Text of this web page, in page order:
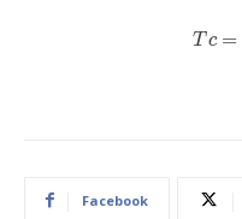
d
T
3
Tc =
Facebook